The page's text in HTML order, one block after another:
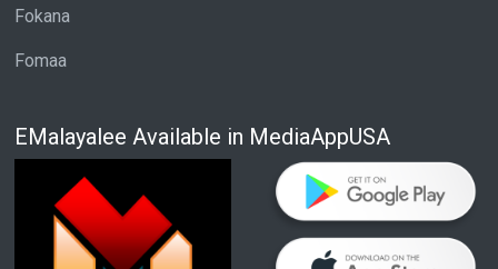
Fokana
Fomaa
EMalayalee Available in MediaAppUSA